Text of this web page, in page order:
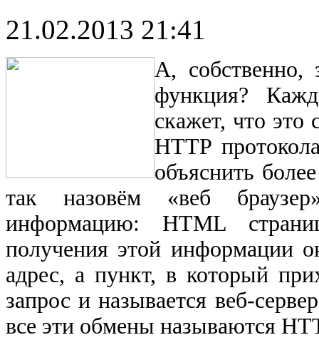
21.02.2013 21:41
А, собственно,
функция?
скажет, что это
HTTP
объяснить
так назовём «веб
информацию: HTML
получения этой информации
адрес, а пункт, в который
запрос и называется веб-
все эти обмены называются